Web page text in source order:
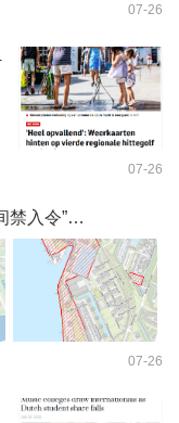
07-26
07-26
禁入令”…
07-26